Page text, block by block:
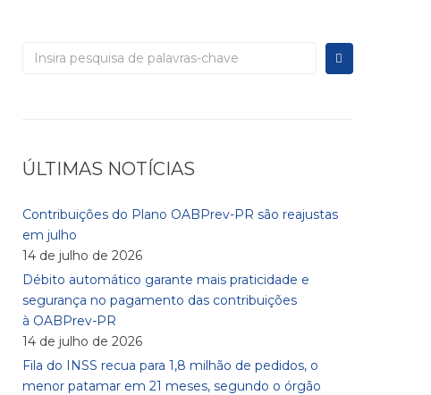
ÚLTIMAS NOTÍCIAS
Contribuições do Plano OABPrev-PR são reajustas
em julho
14 de julho de 2026
Débito automático garante mais praticidade e
segurança no pagamento das contribuições
à OABPrev-PR
14 de julho de 2026
Fila do INSS recua para 1,8 milhão de pedidos, o
menor patamar em 21 meses, segundo o órgão